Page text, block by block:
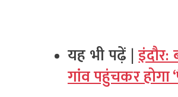
यह भी पढ़ें |
गांव पहुंचकर होगा